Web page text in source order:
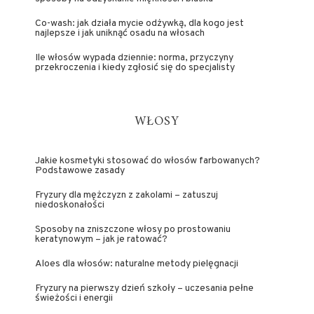
Co-wash: jak działa mycie odżywką, dla kogo jest
najlepsze i jak uniknąć osadu na włosach
Ile włosów wypada dziennie: norma, przyczyny
przekroczenia i kiedy zgłosić się do specjalisty
WŁOSY
Jakie kosmetyki stosować do włosów farbowanych?
Podstawowe zasady
Fryzury dla mężczyzn z zakolami – zatuszuj
niedoskonałości
Sposoby na zniszczone włosy po prostowaniu
keratynowym – jak je ratować?
Aloes dla włosów: naturalne metody pielęgnacji
Fryzury na pierwszy dzień szkoły – uczesania pełne
świeżości i energii